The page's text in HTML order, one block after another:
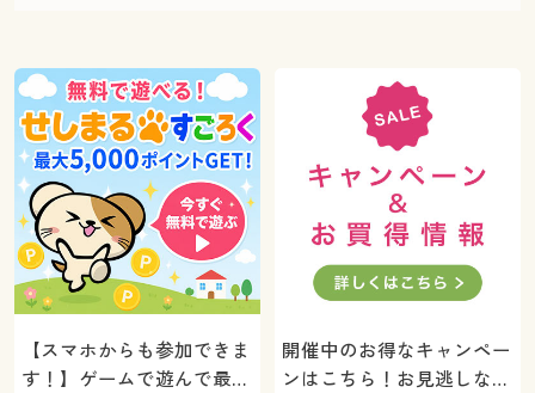
【スマホからも参加できま
す！】ゲームで遊んで最大
開催中のお得なキャンペー
ンはこちら！お見逃しな